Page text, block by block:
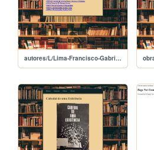
autores/L/Lima-Francisco-Gabriel-Mendonca-Costa